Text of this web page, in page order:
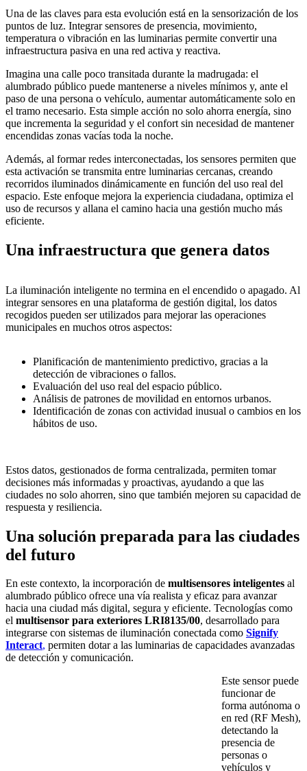
Una de las claves para esta evolución está en la sensorización de los
puntos de luz. Integrar sensores de presencia, movimiento,
temperatura o vibración en las luminarias permite convertir una
infraestructura pasiva en una red activa y reactiva.
Imagina una calle poco transitada durante la madrugada: el
alumbrado público puede mantenerse a niveles mínimos y, ante el
paso de una persona o vehículo, aumentar automáticamente solo en
el tramo necesario. Esta simple acción no solo ahorra energía, sino
que incrementa la seguridad y el confort sin necesidad de mantener
encendidas zonas vacías toda la noche.
Además, al formar redes interconectadas, los sensores permiten que
esta activación se transmita entre luminarias cercanas, creando
recorridos iluminados dinámicamente en función del uso real del
espacio. Este enfoque mejora la experiencia ciudadana, optimiza el
uso de recursos y allana el camino hacia una gestión mucho más
eficiente.
Una infraestructura que genera datos
La iluminación inteligente no termina en el encendido o apagado. Al
integrar sensores en una plataforma de gestión digital, los datos
recogidos pueden ser utilizados para mejorar las operaciones
municipales en muchos otros aspectos:
Planificación de mantenimiento predictivo, gracias a la
detección de vibraciones o fallos.
Evaluación del uso real del espacio público.
Análisis de patrones de movilidad en entornos urbanos.
Identificación de zonas con actividad inusual o cambios en los
hábitos de uso.
Estos datos, gestionados de forma centralizada, permiten tomar
decisiones más informadas y proactivas, ayudando a que las
ciudades no solo ahorren, sino que también mejoren su capacidad de
respuesta y resiliencia.
Una solución preparada para las ciudades
del futuro
En este contexto, la incorporación de multisensores inteligentes al
alumbrado público ofrece una vía realista y eficaz para avanzar
hacia una ciudad más digital, segura y eficiente. Tecnologías como
el multisensor para exteriores LRI8135/00, desarrollado para
integrarse con sistemas de iluminación conectada como Signify
Interact, permiten dotar a las luminarias de capacidades avanzadas
de detección y comunicación.
Este sensor puede
funcionar de
forma autónoma o
en red (RF Mesh),
detectando la
presencia de
personas o
vehículos y